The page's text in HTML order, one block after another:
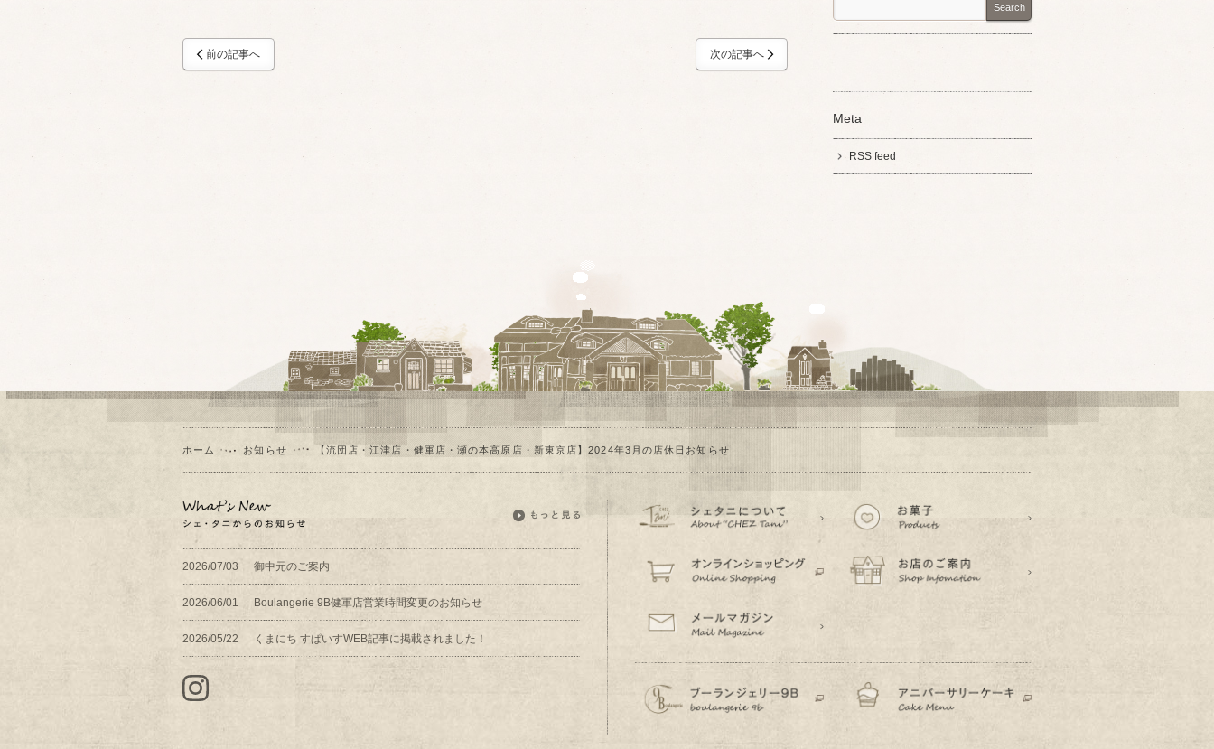
前の記事へ 次の記事へ
Search
Meta
RSS feed
ホーム お知らせ 【流団店・江津店・健軍店・瀬の本高原店・新東京店】2024年3月の店休日お知らせ
2026/07/03 御中元のご案内
2026/06/01 Boulangerie 9B健軍店営業時間変更のお知らせ
2026/05/22 くまにち すぱいすWEB記事に掲載されました！